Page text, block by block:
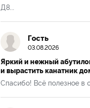
Д8...
Гость
03.08.2026
Яркий и нежный
и вырастить канатник
Спасибо! Всё полезное в